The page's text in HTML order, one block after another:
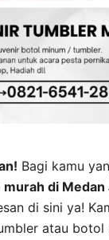
Bagi kamu
di Medan
di sini ya!
atau botol